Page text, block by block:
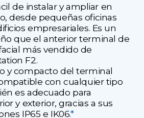
de instalar y ampliar en
desde pequeñas oficinas
empresariales. Es un
que el anterior terminal de
más vendido de
F2.
y compacto del terminal
con cualquier tipo
es adecuado para
y exterior, gracias a sus
IP65 e IK06.*